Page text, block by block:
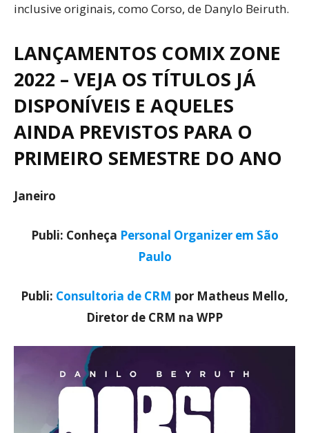
inclusive originais, como Corso, de Danylo Beiruth.
LANÇAMENTOS COMIX ZONE
2022 – VEJA OS TÍTULOS JÁ
DISPONÍVEIS E AQUELES
AINDA PREVISTOS PARA O
PRIMEIRO SEMESTRE DO ANO
Janeiro
Publi: Conheça Personal Organizer em São
Paulo
Publi: Consultoria de CRM por Matheus Mello,
Diretor de CRM na WPP